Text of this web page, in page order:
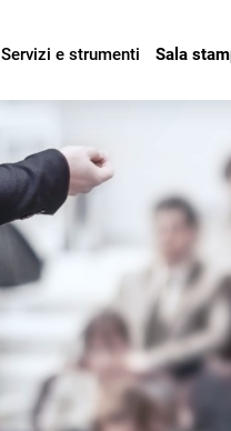
Servizi e strumenti Sala